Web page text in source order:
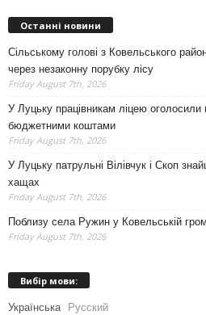
Останні новини
Сільському голові з Ковельського
через незаконну порубку лісу
Friday August 7th, 2026
У Луцьку працівникам ліцею оголосили
бюджетними коштами
Friday August 7th, 2026
У Луцьку патрульні Вілівчук і Скоп
хащах
Friday August 7th, 2026
Поблизу села Ружин у Ковельській
Friday August 7th, 2026
Вибір мови:
Українська Русский